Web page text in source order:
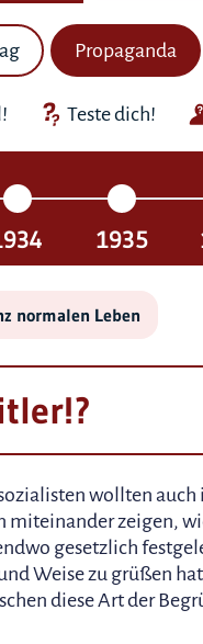
Propaganda
Teste dich!
1935
normalen Leben
wollten
miteinander zeigen,
gesetzlich
Weise zu grüßen
diese Art der